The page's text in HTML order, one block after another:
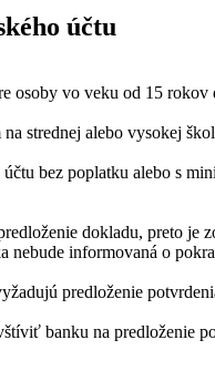
účtu
osoby vo veku od 15
strednej alebo vysokej
bez poplatku alebo s
dokladu, preto je
nebude informovaná o
predloženie
banku na predloženie